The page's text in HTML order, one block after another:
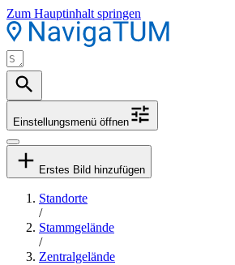
Zum Hauptinhalt springen
Einstellungsmenü öffnen
Erstes Bild hinzufügen
Standorte
/
Stammgelände
/
Zentralgelände